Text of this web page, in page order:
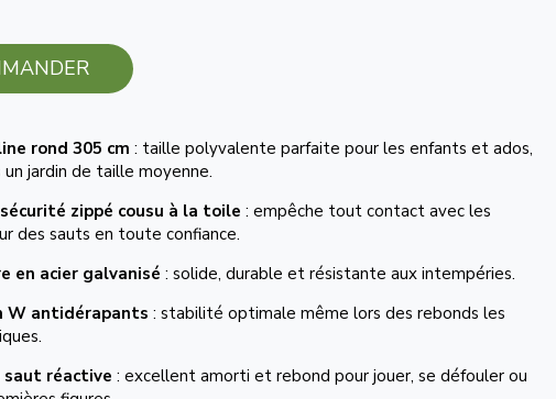
rond 305 cm : taille polyvalente parfaite pour les enfants et ados,
jardin de taille moyenne.
zippé cousu à la toile : empêche tout contact avec les
des sauts en toute confiance.
en acier galvanisé : solide, durable et résistante aux intempéries.
W antidérapants : stabilité optimale même lors des rebonds les
saut réactive : excellent amorti et rebond pour jouer, se défouler ou